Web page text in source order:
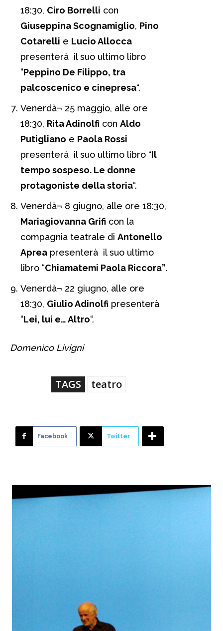
18:30, Ciro Borrelli con
Giuseppina Scognamiglio, Pino
Cotarelli e Lucio Allocca
presenterà il suo ultimo libro
“Peppino De Filippo, tra
palcoscenico e cinepresa“.
Venerdà¬ 25 maggio, alle ore
18:30, Rita Adinolfi con Aldo
Putigliano e Paola Rossi
presenterà il suo ultimo libro “Il
tempo sospeso. Le donne
protagoniste della storia“.
Venerdà¬ 8 giugno, alle ore 18:30,
Mariagiovanna Grifi con la
compagnia teatrale di Antonello
Aprea presenterà il suo ultimo
libro “Chiamatemi Paola Riccora”.
Venerdà¬ 22 giugno, alle ore
18:30, Giulio Adinolfi presenterà
“Lei, lui e… Altro“.
Domenico Livigni
TAGS teatro
Facebook Twitter